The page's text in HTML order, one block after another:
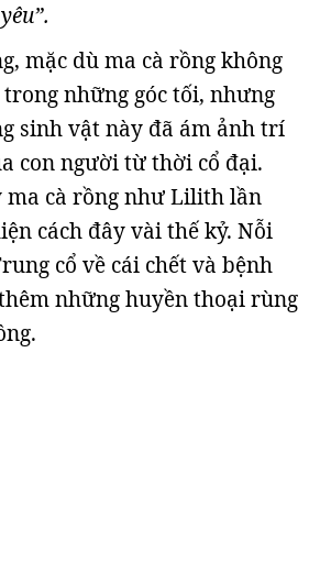
mặc dù ma cà rồng không
những góc tối, nhưng
sinh vật này đã ám ảnh trí
con người từ thời cổ đại.
ma cà rồng như Lilith lần
cách đây vài thế kỷ. Nỗi
cổ về cái chết và bệnh
những huyền thoại rùng